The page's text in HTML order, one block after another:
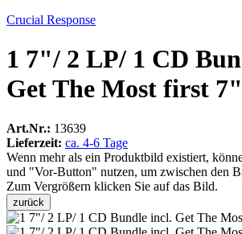
Crucial Response
1 7"/ 2 LP/ 1 CD
Get The Most first
Art.Nr.: 13639
Lieferzeit: ca. 4-6 Tage
Wenn mehr als ein Produktbild existiert,
und "Vor-Button" nutzen, um zwischen den
Zum Vergrößern klicken Sie auf das Bild.
zurück